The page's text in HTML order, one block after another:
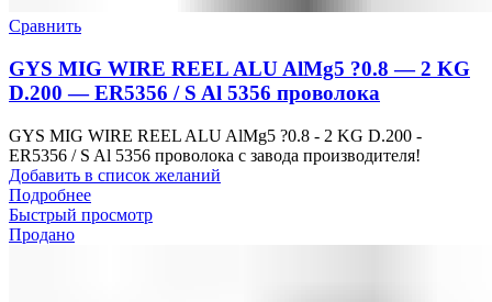
Сравнить
GYS MIG WIRE REEL ALU AlMg5 ?0.8 — 2 KG
D.200 — ER5356 / S Al 5356 проволока
GYS MIG WIRE REEL ALU AlMg5 ?0.8 - 2 KG D.200 -
ER5356 / S Al 5356 проволока с завода производителя!
Добавить в список желаний
Подробнее
Быстрый просмотр
Продано